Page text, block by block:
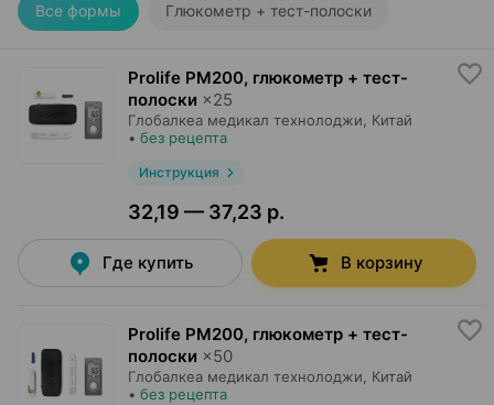
Все формы Глюкометр + тест-полоски
Prolife PM200, глюкометр + тест-
полоски ×25
Глобалкеа медикал технолоджи , Китай
• без рецепта
Инструкция
32,19 — 37,23 р.
Где купить В корзину
Prolife PM200, глюкометр + тест-
полоски ×50
Глобалкеа медикал технолоджи , Китай
• без рецепта